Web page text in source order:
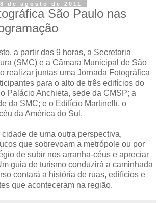
de agosto de 2011
São Paulo nas
a partir das 9 horas, a Secretaria
(SMC) e a Câmara Municipal de São
realizar juntas uma Jornada Fotográfica
para o alto de três edifícios do
Palácio Anchieta, sede da CMSP; a
da SMC; e o Edifício Martinelli, o
da América do Sul.
de uma outra perspectiva,
que sobrevoam a metrópole ou por
de subir nos arranha-céus e apreciar
guia de turismo conduzirá a caminhada
contará a história de ruas, edifícios e
que aconteceram na região.